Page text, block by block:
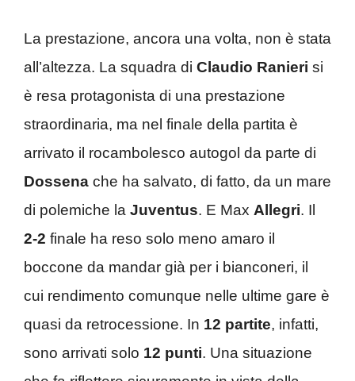
La prestazione, ancora una volta, non è stata
all’altezza. La squadra di Claudio Ranieri si
è resa protagonista di una prestazione
straordinaria, ma nel finale della partita è
arrivato il rocambolesco autogol da parte di
Dossena che ha salvato, di fatto, da un mare
di polemiche la Juventus. E Max Allegri. Il
2-2 finale ha reso solo meno amaro il
boccone da mandar già per i bianconeri, il
cui rendimento comunque nelle ultime gare è
quasi da retrocessione. In 12 partite, infatti,
sono arrivati solo 12 punti. Una situazione